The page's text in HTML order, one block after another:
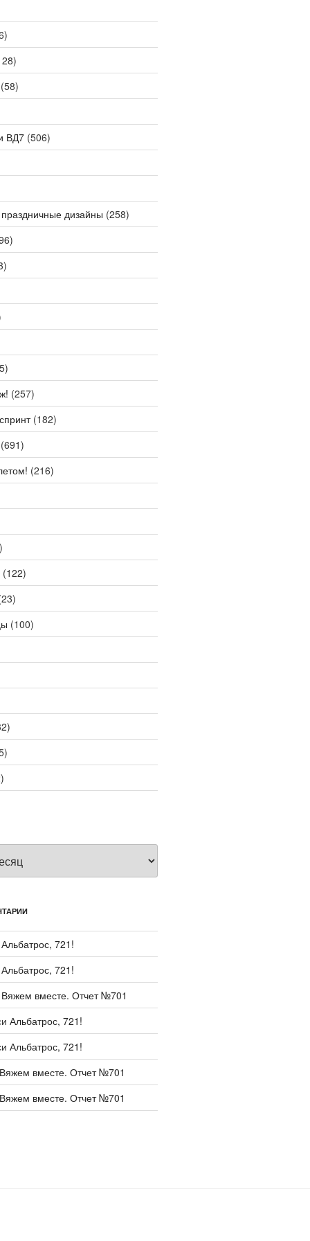
ВД7(506)
дизайны (258)
(257)
(182)
(216)
(122)
(100)
Альбатрос, 721!
Альбатрос, 721!
Вяжем вместе. Отчет №701
Альбатрос, 721!
Альбатрос, 721!
вместе. Отчет №701
вместе. Отчет №701